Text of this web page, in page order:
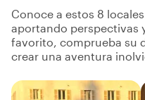
Conoce a estos 8
aportando perspectivas
favorito, comprueba su
crear una aventura